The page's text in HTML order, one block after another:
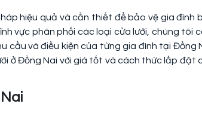
hiệu quả và cần thiết để bảo vệ gia đình
vực phân phối các loại cửa lưới, chúng tôi
cầu và điều kiện của từng gia đình tại Đồng
ở Đồng Nai với giá tốt và cách thức lắp đặt